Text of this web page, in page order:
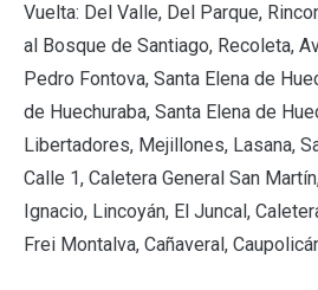
Vuelta: Del Valle, Del Parque,
al Bosque de Santiago, Recoleta,
Pedro Fontova, Santa Elena de
de Huechuraba, Santa Elena de
Libertadores, Mejillones, Lasana,
Calle 1, Caletera General San
Ignacio, Lincoyán, El Juncal,
Frei Montalva, Cañaveral,